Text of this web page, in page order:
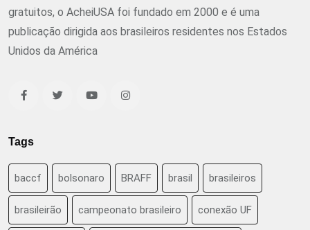
gratuitos, o AcheiUSA foi fundado em 2000 e é uma
publicação dirigida aos brasileiros residentes nos Estados
Unidos da América
Tags
baccf bolsonaro BRAFF brasil brasileiros
brasileirão campeonato brasileiro conexão UF